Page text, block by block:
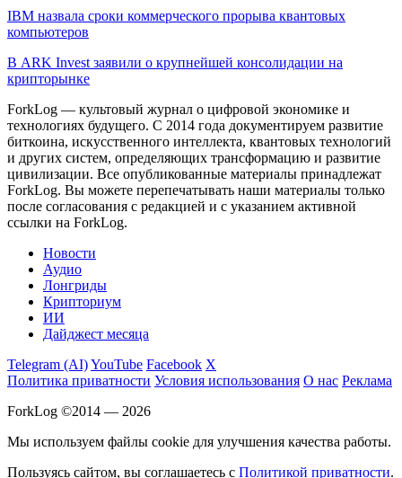
IBM назвала сроки коммерческого прорыва квантовых
компьютеров
В ARK Invest заявили о крупнейшей консолидации на
крипторынке
ForkLog — культовый журнал о цифровой экономике и
технологиях будущего. С 2014 года документируем развитие
биткоина, искусственного интеллекта, квантовых технологий
и других систем, определяющих трансформацию и развитие
цивилизации. Все опубликованные материалы принадлежат
ForkLog. Вы можете перепечатывать наши материалы только
после согласования с редакцией и с указанием активной
ссылки на ForkLog.
Новости
Аудио
Лонгриды
Крипториум
ИИ
Дайджест месяца
Telegram (AI)YouTube Facebook X
Политика приватности Условия использования О нас Реклама
ForkLog ©2014 — 2026
Мы используем файлы cookie для улучшения качества работы.
Пользуясь сайтом, вы соглашаетесь с Политикой приватности.